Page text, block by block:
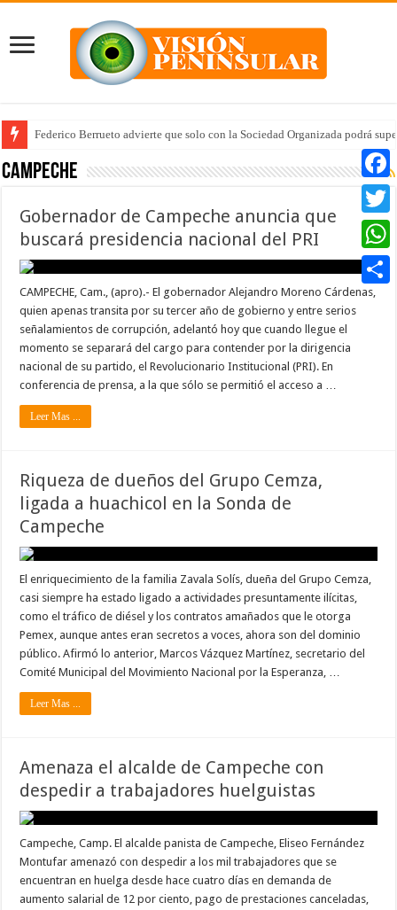
Federico Berrueto advierte que solo con la Sociedad Organizada podrá
Arrancan la tercera etapa de Médico 24/7
Campeche
Gobernador de Campeche anuncia que
buscará presidencia nacional del PRI
CAMPECHE, Cam., (apro).- El gobernador Alejandro Moreno Cárdenas,
quien apenas transita por su tercer año de gobierno y entre serios
señalamientos de corrupción, adelantó hoy que cuando llegue el
momento se separará del cargo para contender por la dirigencia
nacional de su partido, el Revolucionario Institucional (PRI). En
conferencia de prensa, a la que sólo se permitió el acceso a …
Leer Mas ...
Riqueza de dueños del Grupo Cemza,
ligada a huachicol en la Sonda de
Campeche
El enriquecimiento de la familia Zavala Solís, dueña del Grupo Cemza,
casi siempre ha estado ligado a actividades presuntamente ilícitas,
como el tráfico de diésel y los contratos amañados que le otorga
Pemex, aunque antes eran secretos a voces, ahora son del dominio
público. Afirmó lo anterior, Marcos Vázquez Martínez, secretario del
Comité Municipal del Movimiento Nacional por la Esperanza, …
Leer Mas ...
Amenaza el alcalde de Campeche con
despedir a trabajadores huelguistas
Campeche, Camp. El alcalde panista de Campeche, Eliseo Fernández
Montufar amenazó con despedir a los mil trabajadores que se
encuentran en huelga desde hace cuatro días en demanda de
aumento salarial de 12 por ciento, pago de prestaciones canceladas,
Twitter